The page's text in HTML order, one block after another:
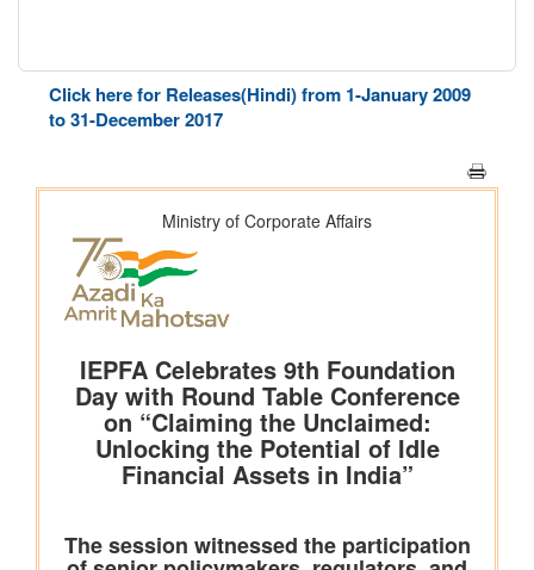
Click here for Releases(Hindi) from 1-January 2009
to 31-December 2017